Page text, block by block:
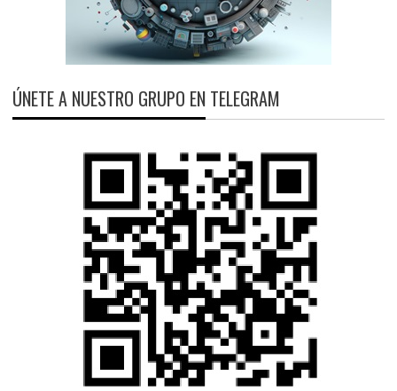
ÚNETE A NUESTRO GRUPO EN TELEGRAM